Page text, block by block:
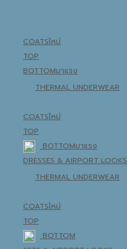
COATS
TOP
BOTTOM
THERMAL UNDERWEAR
COATS
TOP
BOTTOM
DRESSES & AIRPORT LOOKS
THERMAL UNDERWEAR
COATS
TOP
BOTTOM